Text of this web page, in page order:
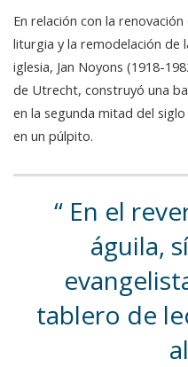
En relación con la renovación
liturgia y la remodelación de
iglesia, Jan Noyons (1918-
de Utrecht, construyó una
en la segunda mitad del
en un púlpito.
En el
águila,
tablero de